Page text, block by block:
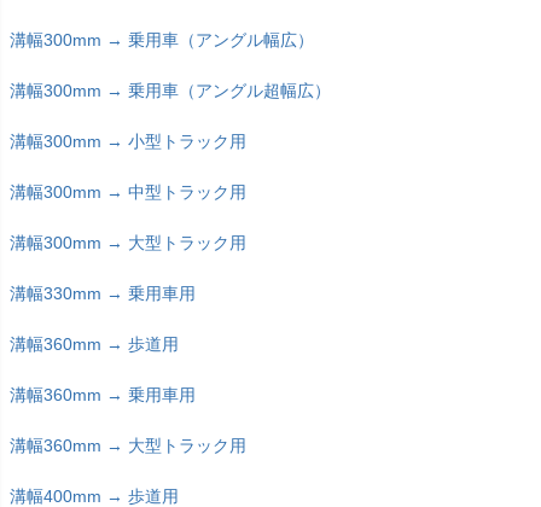
溝幅300mm → 乗用車（アングル幅広）
溝幅300mm → 乗用車（アングル超幅広）
溝幅300mm → 小型トラック用
溝幅300mm → 中型トラック用
溝幅300mm → 大型トラック用
溝幅330mm → 乗用車用
溝幅360mm → 歩道用
溝幅360mm → 乗用車用
溝幅360mm → 大型トラック用
溝幅400mm → 歩道用